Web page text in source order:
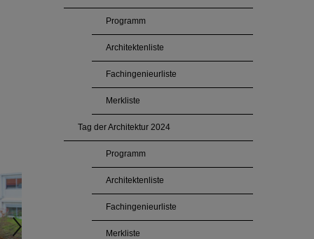
Programm
Architektenliste
Fachingenieurliste
Merkliste
Tag der Architektur 2024
Programm
Architektenliste
Fachingenieurliste
Merkliste